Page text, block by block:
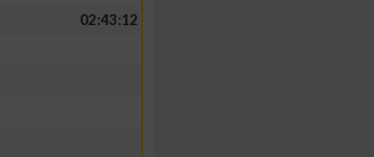
02:43:12